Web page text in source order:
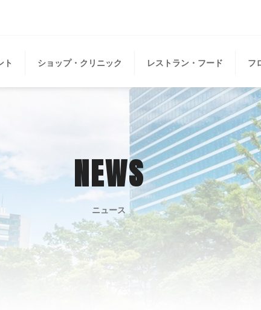
ト ショップ・クリニック レストラン・フード フ
NEWS
ニュース